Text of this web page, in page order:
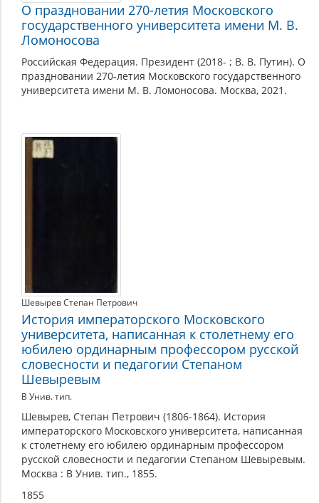
О праздновании 270-летия Московского
государственного университета имени М. В.
Ломоносова
Российская Федерация. Президент (2018- ; В. В. Путин). О
праздновании 270-летия Московского государственного
университета имени М. В. Ломоносова. Москва, 2021.
Шевырев Степан Петрович
История императорского Московского
университета, написанная к столетнему его
юбилею ординарным профессором русской
словесности и педагогии Степаном
Шевыревым
В Унив. тип.
Шевырев, Степан Петрович (1806-1864). История
императорского Московского университета, написанная
к столетнему его юбилею ординарным профессором
русской словесности и педагогии Степаном Шевыревым.
Москва : В Унив. тип., 1855.
1855